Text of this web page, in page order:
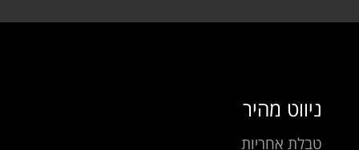
ניווט מהיר
טבלת אחריות